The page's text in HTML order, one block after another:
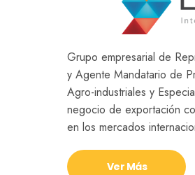
Grupo empresarial de
y Agente Mandatario de
Agro-industriales y
negocio de exportación
en los mercados
Ver Más